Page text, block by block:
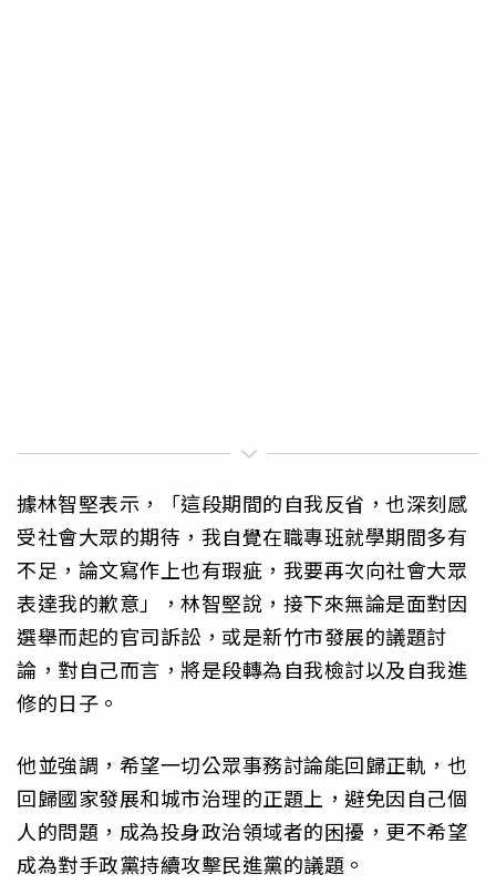
據林智堅表示，「這段期間的自我反省，也深刻感
受社會大眾的期待，我自覺在職專班就學期間多有
不足，論文寫作上也有瑕疵，我要再次向社會大眾
表達我的歉意」，林智堅說，接下來無論是面對因
選舉而起的官司訴訟，或是新竹市發展的議題討
論，對自己而言，將是段轉為自我檢討以及自我進
修的日子。
他並強調，希望一切公眾事務討論能回歸正軌，也
回歸國家發展和城市治理的正題上，避免因自己個
人的問題，成為投身政治領域者的困擾，更不希望
成為對手政黨持續攻擊民進黨的議題。